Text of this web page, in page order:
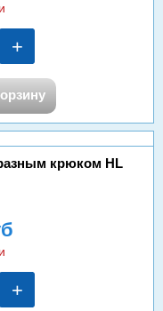
+
крюком HL
+